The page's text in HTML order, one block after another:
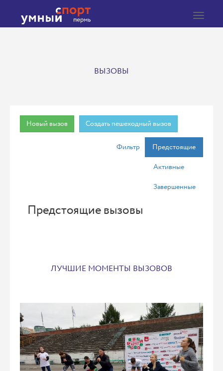
Toggle
ВЫЗОВЫ
Новый вызов Создать пешеходный вызов
Предстоящие
Активные
Завершенные
Фильтр
Предстоящие вызовы
ЛУЧШИЕ МОМЕНТЫ ВЫЗОВОВ